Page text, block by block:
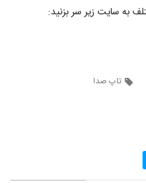
به سايت زير سر بزنيد:
تاپ صدا